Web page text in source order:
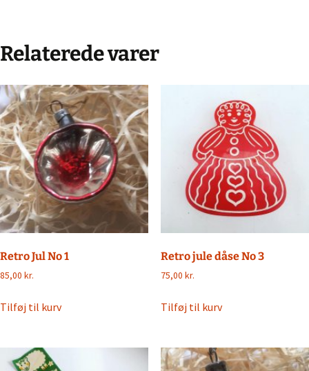
Relaterede varer
Retro Jul No 1
85,00 kr.
Tilføj til kurv
Retro jule dåse No 3
75,00 kr.
Tilføj til kurv